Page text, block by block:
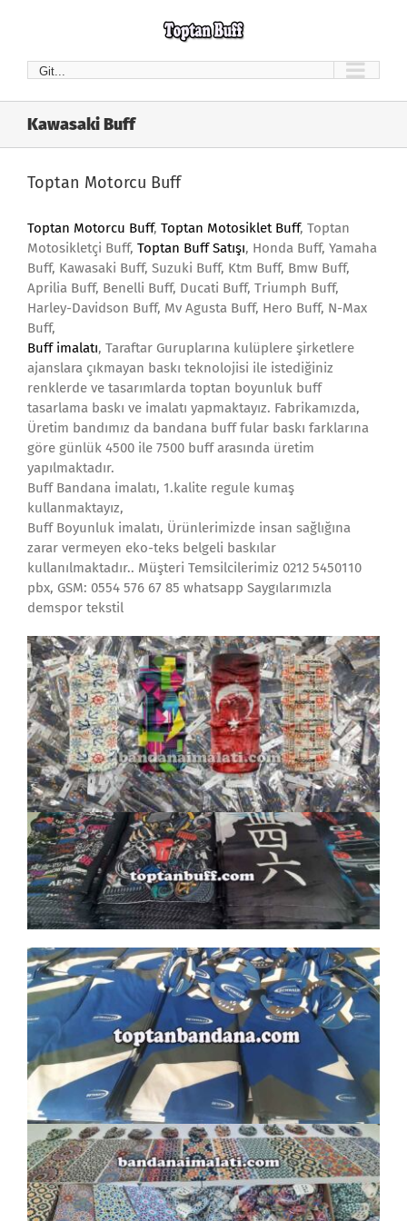
Git...
Kawasaki Buff
Toptan Motorcu Buff
Toptan Motorcu Buff, Toptan Motosiklet Buff, Toptan
Motosikletçi Buff, Toptan Buff Satışı, Honda Buff, Yamaha
Buff, Kawasaki Buff, Suzuki Buff, Ktm Buff, Bmw Buff,
Aprilia Buff, Benelli Buff, Ducati Buff, Triumph Buff,
Harley-Davidson Buff, Mv Agusta Buff, Hero Buff, N-Max
Buff,
Buff imalatı, Taraftar Guruplarına kulüplere şirketlere
ajanslara çıkmayan baskı teknolojisi ile istediğiniz
renklerde ve tasarımlarda toptan boyunluk buff
tasarlama baskı ve imalatı yapmaktayız. Fabrikamızda,
Üretim bandımız da bandana buff fular baskı farklarına
göre günlük 4500 ile 7500 buff arasında üretim
yapılmaktadır.
Buff Bandana imalatı, 1.kalite regule kumaş
kullanmaktayız,
Buff Boyunluk imalatı, Ürünlerimizde insan sağlığına
zarar vermeyen eko-teks belgeli baskılar
kullanılmaktadır.. Müşteri Temsilcilerimiz 0212 5450110
pbx, GSM: 0554 576 67 85 whatsapp Saygılarımızla
demspor tekstil